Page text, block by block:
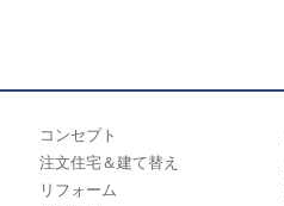
コンセプト
注文住宅＆建て替え
リフォーム